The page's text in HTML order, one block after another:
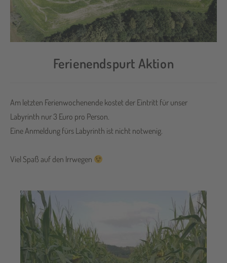
Ferienendspurt Aktion
Am letzten Ferienwochenende kostet der Eintritt für unser
Labyrinth nur 3 Euro pro Person.
Eine Anmeldung fürs Labyrinth ist nicht notwenig.
Viel Spaß auf den Irrwegen